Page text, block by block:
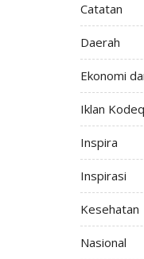
Catatan
Daerah
Ekonomi
Iklan Kodeq
Inspira
Inspirasi
Kesehatan
Nasional